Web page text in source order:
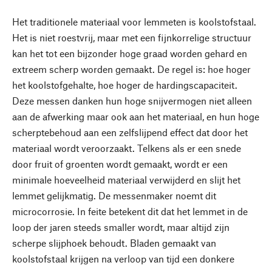
Het traditionele materiaal voor lemmeten is koolstofstaal.
Het is niet roestvrij, maar met een fijnkorrelige structuur
kan het tot een bijzonder hoge graad worden gehard en
extreem scherp worden gemaakt. De regel is: hoe hoger
het koolstofgehalte, hoe hoger de hardingscapaciteit.
Deze messen danken hun hoge snijvermogen niet alleen
aan de afwerking maar ook aan het materiaal, en hun hoge
scherptebehoud aan een zelfslijpend effect dat door het
materiaal wordt veroorzaakt. Telkens als er een snede
door fruit of groenten wordt gemaakt, wordt er een
minimale hoeveelheid materiaal verwijderd en slijt het
lemmet gelijkmatig. De messenmaker noemt dit
microcorrosie. In feite betekent dit dat het lemmet in de
loop der jaren steeds smaller wordt, maar altijd zijn
scherpe slijphoek behoudt. Bladen gemaakt van
koolstofstaal krijgen na verloop van tijd een donkere